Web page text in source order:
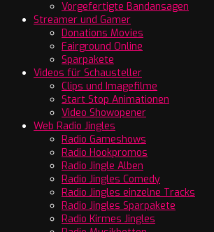
Vorgefertigte Bandansagen
Streamer und Gamer
Donations Movies
Fairground Online
Sparpakete
Videos für Schausteller
Clips und Imagefilme
Start Stop Animationen
Video Showopener
Web Radio Jingles
Radio Gameshows
Radio Hookpromos
Radio Jingle Alben
Radio Jingles Comedy
Radio Jingles einzelne Tracks
Radio Jingles Sparpakete
Radio Kirmes Jingles